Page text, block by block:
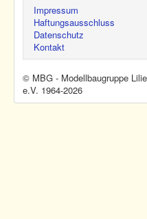
Impressum
Haftungsausschluss
Datenschutz
Kontakt
© MBG - Modellbaugruppe
e.V. 1964-2026